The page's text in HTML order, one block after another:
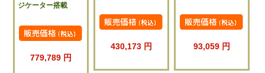
ジケーター搭載
779,789 円
430,173 円 93,059 円